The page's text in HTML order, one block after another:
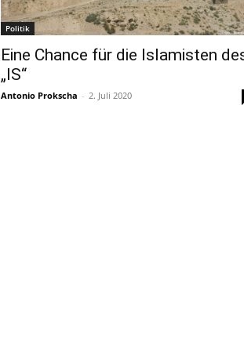
Politik
Eine Chance für die Islamisten
„IS“
Antonio Prokscha - 2. Juli 2020